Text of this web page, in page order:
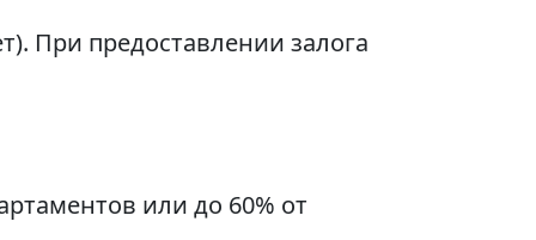
При предоставлении залога
или до 60% от